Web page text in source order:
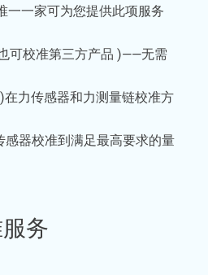
一一家可为您提供此项服务
可校准第三方产品 )——无需
力传感器和力测量链校准方
感器校准到满足最高要求的量
务